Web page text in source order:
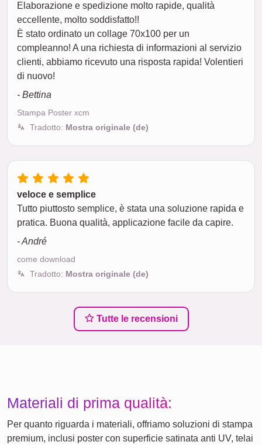
Elaborazione e spedizione molto rapide, qualità
eccellente, molto soddisfatto!!
È stato ordinato un collage 70x100 per un
compleanno! A una richiesta di informazioni al servizio
clienti, abbiamo ricevuto una risposta rapida! Volentieri
di nuovo!
- Bettina
Stampa Poster xcm
Tradotto: Mostra originale (de)
veloce e semplice
Tutto piuttosto semplice, è stata una soluzione rapida e
pratica. Buona qualità, applicazione facile da capire.
- André
come download
Tradotto: Mostra originale (de)
Tutte le recensioni
Materiali di prima qualità:
Per quanto riguarda i materiali, offriamo soluzioni di stampa
premium, inclusi poster con superficie satinata anti UV, telai